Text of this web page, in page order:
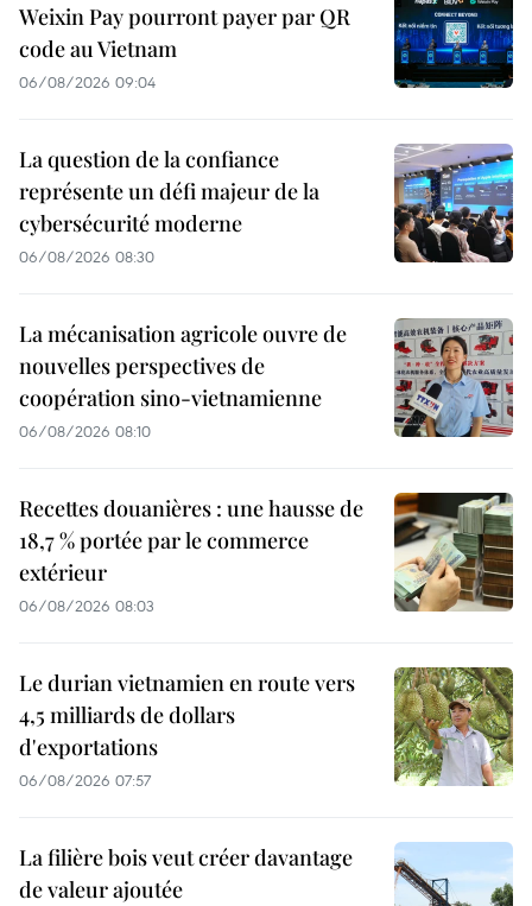
Weixin Pay pourront payer par QR
code au Vietnam
06/08/2026 09:04
La question de la confiance
représente un défi majeur de la
cybersécurité moderne
06/08/2026 08:30
La mécanisation agricole ouvre de
nouvelles perspectives de
coopération sino-vietnamienne
06/08/2026 08:10
Recettes douanières : une hausse de
18,7 % portée par le commerce
extérieur
06/08/2026 08:03
Le durian vietnamien en route vers
4,5 milliards de dollars
d'exportations
06/08/2026 07:57
La filière bois veut créer davantage
de valeur ajoutée